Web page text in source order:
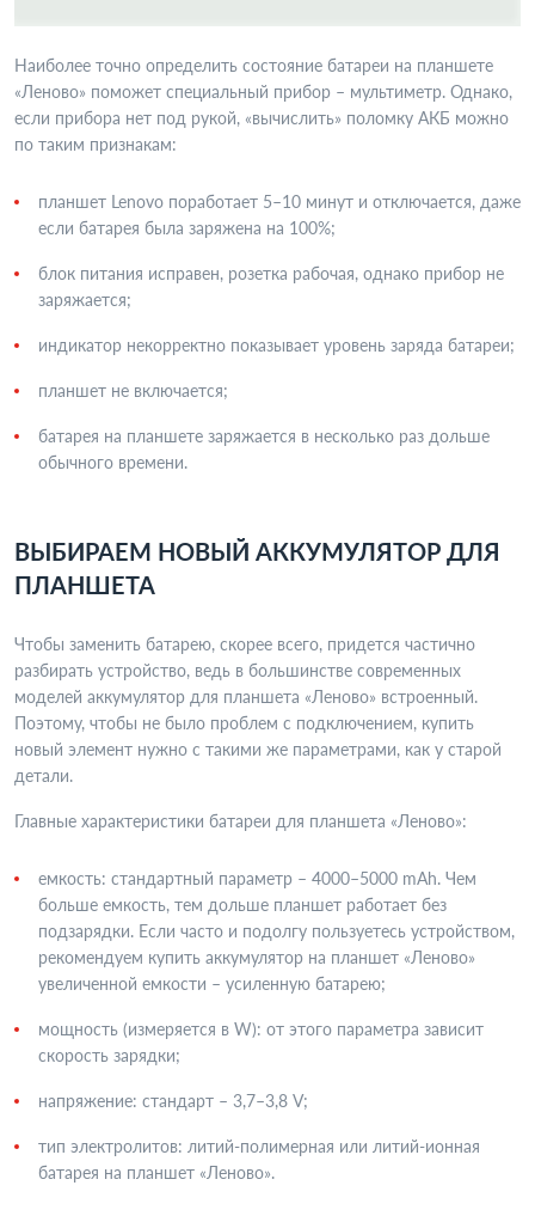
Наиболее точно определить состояние батареи на планшете
«Леново» поможет специальный прибор – мультиметр. Однако,
если прибора нет под рукой, «вычислить» поломку АКБ можно
по таким признакам:
планшет Lenovo поработает 5–10 минут и отключается, даже
если батарея была заряжена на 100%;
блок питания исправен, розетка рабочая, однако прибор не
заряжается;
индикатор некорректно показывает уровень заряда батареи;
планшет не включается;
батарея на планшете заряжается в несколько раз дольше
обычного времени.
ВЫБИРАЕМ НОВЫЙ АККУМУЛЯТОР ДЛЯ
ПЛАНШЕТА
Чтобы заменить батарею, скорее всего, придется частично
разбирать устройство, ведь в большинстве современных
моделей аккумулятор для планшета «Леново» встроенный.
Поэтому, чтобы не было проблем с подключением, купить
новый элемент нужно с такими же параметрами, как у старой
детали.
Главные характеристики батареи для планшета «Леново»:
емкость: стандартный параметр – 4000–5000 mAh. Чем
больше емкость, тем дольше планшет работает без
подзарядки. Если часто и подолгу пользуетесь устройством,
рекомендуем купить аккумулятор на планшет «Леново»
увеличенной емкости – усиленную батарею;
мощность (измеряется в W): от этого параметра зависит
скорость зарядки;
напряжение: стандарт – 3,7–3,8 V;
тип электролитов: литий-полимерная или литий-ионная
батарея на планшет «Леново».